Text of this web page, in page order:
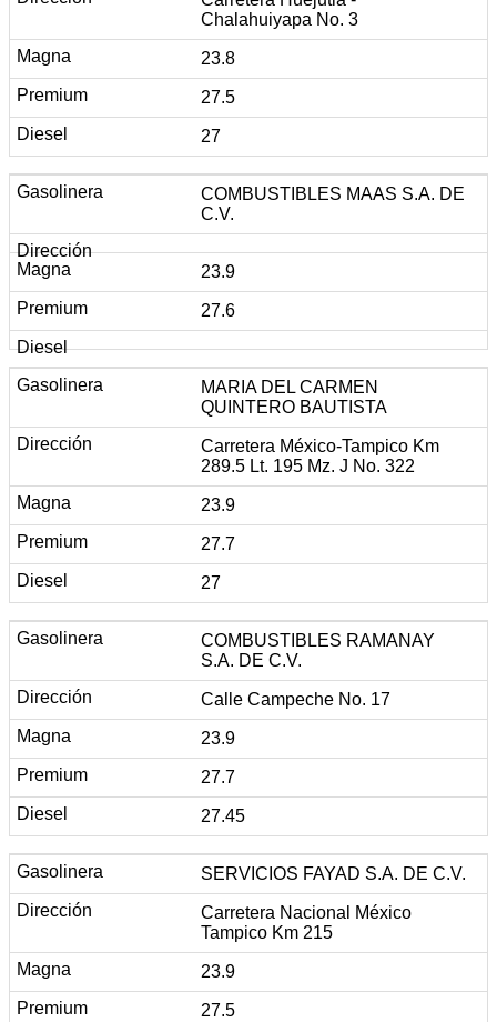
Chalahuiyapa No. 3
23.8
27.5
27
COMBUSTIBLES MAAS S.A. DE
C.V.
23.9
27.6
MARIA DEL CARMEN
QUINTERO BAUTISTA
Carretera México-Tampico Km
289.5 Lt. 195 Mz. J No. 322
23.9
27.7
27
COMBUSTIBLES RAMANAY
S.A. DE C.V.
Calle Campeche No. 17
23.9
27.7
27.45
SERVICIOS FAYAD S.A. DE C.V.
Carretera Nacional México
Tampico Km 215
23.9
27.5